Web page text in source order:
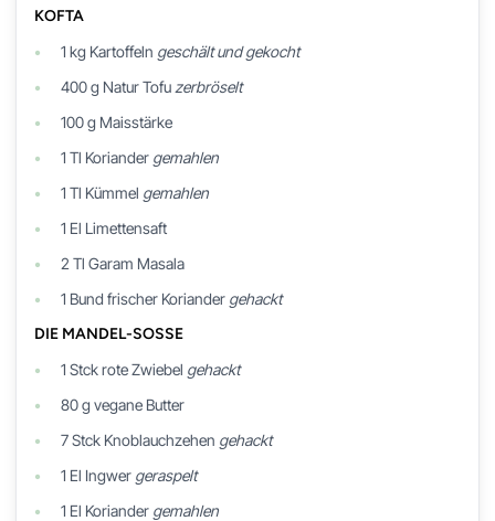
KOFTA
1 kg Kartoffeln geschält und gekocht
400g Natur Tofu zerbröselt
100g Maisstärke
1 Tl Koriander gemahlen
1 Tl Kümmel gemahlen
1 El Limettensaft
2 Tl Garam Masala
1 Bund frischer Koriander gehackt
DIE MANDEL-SOSSE
1 Stckrote Zwiebel gehackt
80g vegane Butter
7Stck Knoblauchzehen gehackt
1 El Ingwer geraspelt
1 El Koriander gemahlen